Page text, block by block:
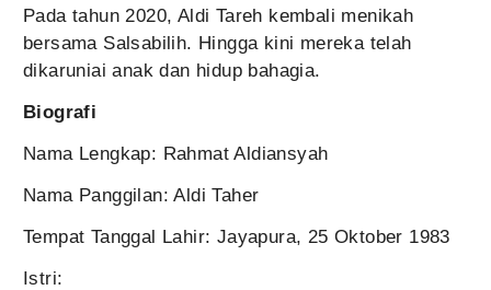
Pada tahun 2020, Aldi Tareh kembali menikah
bersama Salsabilih. Hingga kini mereka telah
dikaruniai anak dan hidup bahagia.
Biografi
Nama Lengkap: Rahmat Aldiansyah
Nama Panggilan: Aldi Taher
Tempat Tanggal Lahir: Jayapura, 25 Oktober 1983
Istri: